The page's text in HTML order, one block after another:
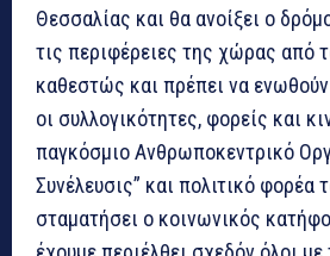
Θεσσαλίας και θα ανοίξει ο
τις περιφέρειες της χώρας από
καθεστώς και πρέπει να
οι συλλογικότητες, φορείς και
παγκόσμιο Ανθρωποκεντρικό
Συνέλευσις” και πολιτικό φορέα
σταματήσει ο κοινωνικός